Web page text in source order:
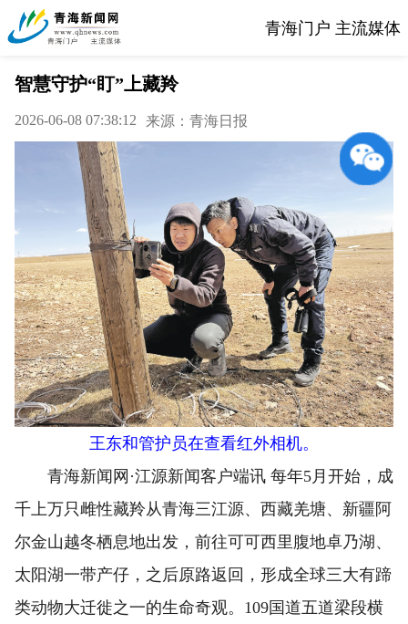
青海门户 主流媒体
智慧守护“盯”上藏羚
2026-06-08 07:38:12 来源：青海日报
王东和管护员在查看红外相机。
青海新闻网·江源新闻客户端讯 每年5月开始，成
千上万只雌性藏羚从青海三江源、西藏羌塘、新疆阿
尔金山越冬栖息地出发，前往可可西里腹地卓乃湖、
太阳湖一带产仔，之后原路返回，形成全球三大有蹄
类动物大迁徙之一的生命奇观。109国道五道梁段横